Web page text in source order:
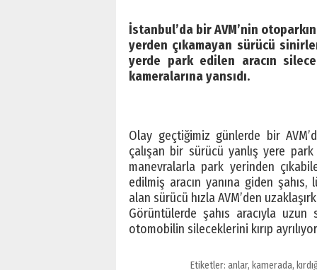
İstanbul’da bir AVM’nin
yerden çıkamayan sürücü
yerde park edilen aracın
kameralarına yansıdı.
Olay geçtiğimiz günlerde bir
çalışan bir sürücü yanlış yere
manevralarla park yerinden
edilmiş aracın yanına giden
alan sürücü hızla AVM’den
Görüntülerde şahıs aracıyla uzun
otomobilin sileceklerini kırıp
Etiketler: anlar, kamerada,